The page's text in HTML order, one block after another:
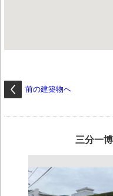
前の建築物へ
三分一